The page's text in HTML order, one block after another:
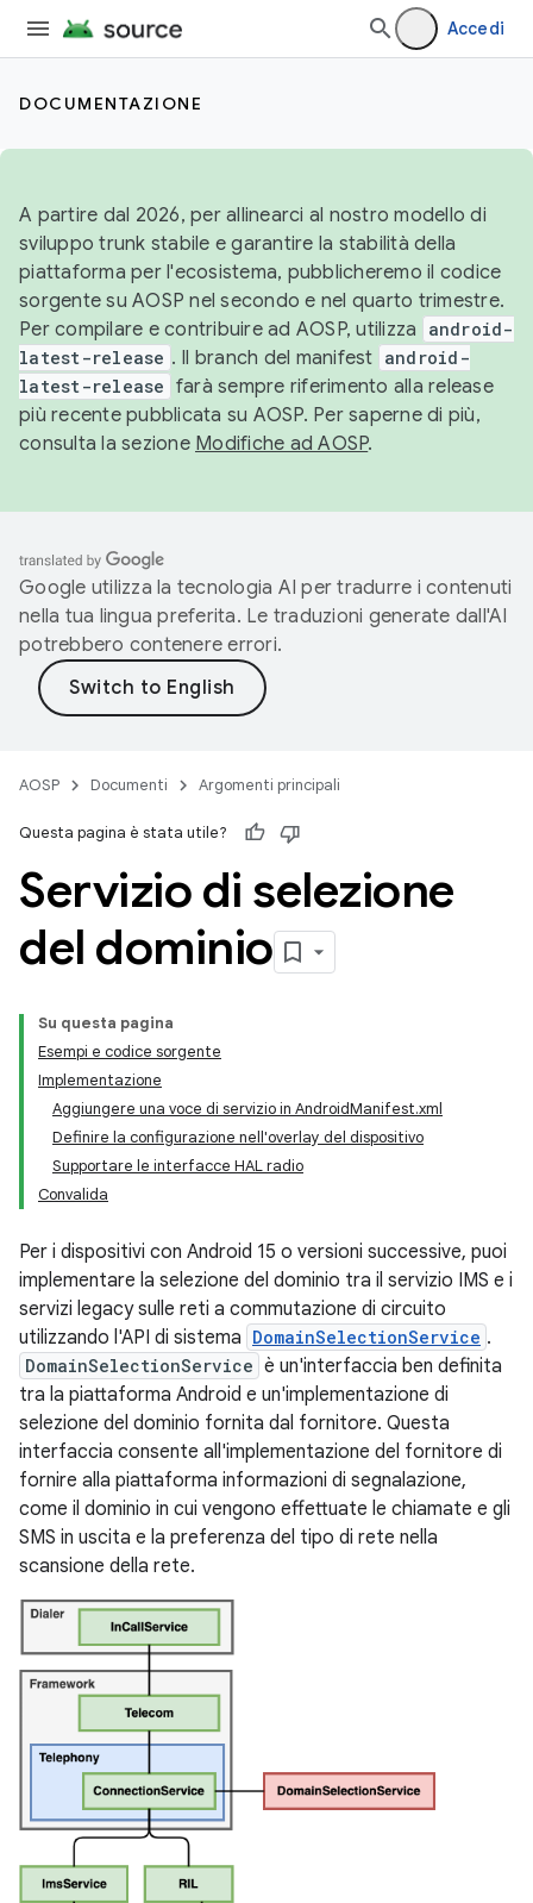
Accedi
DOCUMENTAZIONE
A partire dal 2026, per allinearci al nostro modello di
sviluppo trunk stabile e garantire la stabilità della
piattaforma per l'ecosistema, pubblicheremo il codice
sorgente su AOSP nel secondo e nel quarto trimestre.
Per compilare e contribuire ad AOSP, utilizza
android-
latest-release . Il branch del manifest android-
latest-release farà sempre riferimento alla release
più recente pubblicata su AOSP. Per saperne di più,
consulta la sezione Modifiche ad AOSP.
Google utilizza la tecnologia AI per tradurre i contenuti
nella tua lingua preferita. Le traduzioni generate dall'AI
potrebbero contenere errori.
AOSP Documenti Argomenti principali
Questa pagina è stata utile?
Servizio di selezione
del dominio
Su questa pagina
Esempi e codice sorgente
Implementazione
Aggiungere una voce di servizio in AndroidManifest.xml
Definire la configurazione nell'overlay del dispositivo
Supportare le interfacce HAL radio
Convalida
Per i dispositivi con Android 15 o versioni successive, puoi
implementare la selezione del dominio tra il servizio IMS e i
servizi legacy sulle reti a commutazione di circuito
utilizzando l'API di sistema DomainSelectionService .
DomainSelectionService è un'interfaccia ben definita
tra la piattaforma Android e un'implementazione di
selezione del dominio fornita dal fornitore. Questa
interfaccia consente all'implementazione del fornitore di
fornire alla piattaforma informazioni di segnalazione,
come il dominio in cui vengono effettuate le chiamate e gli
SMS in uscita e la preferenza del tipo di rete nella
scansione della rete.